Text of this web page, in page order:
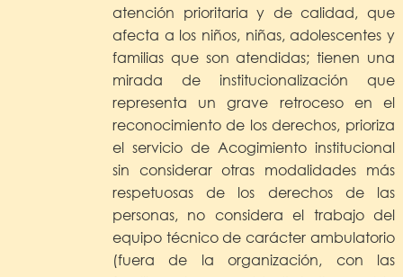
atención prioritaria y de calidad, que
afecta a los niños, niñas, adolescentes y
familias que son atendidas; tienen una
mirada de institucionalización que
representa un grave retroceso en el
reconocimiento de los derechos, prioriza
el servicio de Acogimiento institucional
sin considerar otras modalidades más
respetuosas de los derechos de las
personas, no considera el trabajo del
equipo técnico de carácter ambulatorio
(fuera de la organización, con las